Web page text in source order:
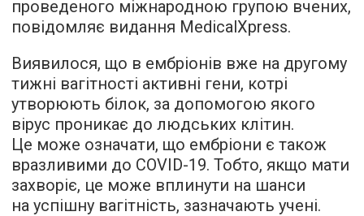
проведеного міжнародною групою вчених,
повідомляє видання MedicalXpress.
Виявилося, що в ембріонів вже на другому
тижні вагітності активні гени, котрі
утворюють білок, за допомогою якого
вірус проникає до людських клітин.
Це може означати, що ембріони є також
вразливими до COVID-19. Тобто, якщо мати
захворіє, це може вплинути на шанси
на успішну вагітність, зазначають учені.